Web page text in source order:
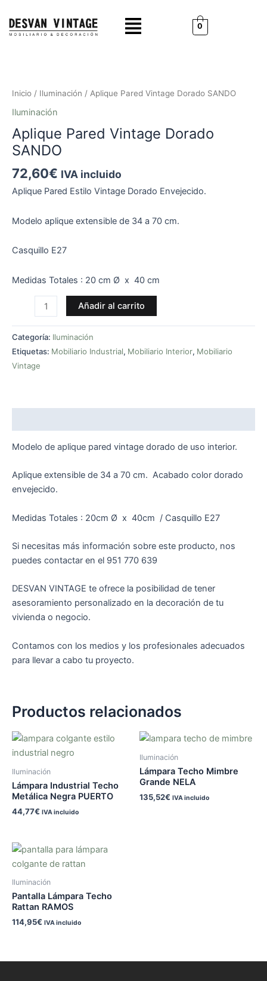
contenido
Menú
0
Inicio / Iluminación / Aplique Pared Vintage Dorado SANDO
Iluminación
Aplique Pared Vintage Dorado
SANDO
72,60€ IVA incluido
Aplique Pared Estilo Vintage Dorado Envejecido.
Modelo aplique extensible de 34 a 70 cm.
Casquillo E27
Medidas Totales : 20 cm Ø x 40 cm
Vintage
SANDO
cantidad
Añadir al carrito
Categoría: Iluminación
Etiquetas: Mobiliario Industrial, Mobiliario Interior, Mobiliario
Vintage
Modelo de aplique pared vintage dorado de uso interior.
Aplique extensible de 34 a 70 cm. Acabado color dorado
envejecido.
Medidas Totales : 20cm Ø x 40cm / Casquillo E27
Si necesitas más información sobre este producto, nos
puedes contactar en el 951 770 639
DESVAN VINTAGE te ofrece la posibilidad de tener
asesoramiento personalizado en la decoración de tu
vivienda o negocio.
Contamos con los medios y los profesionales adecuados
para llevar a cabo tu proyecto.
Productos relacionados
Iluminación
Lámpara Industrial Techo
Metálica Negra PUERTO
44,77€ IVA incluido
Iluminación
Lámpara Techo Mimbre
Grande NELA
135,52€ IVA incluido
Iluminación
Pantalla Lámpara Techo
Rattan RAMOS
114,95€ IVA incluido